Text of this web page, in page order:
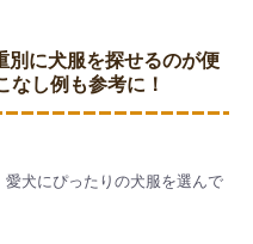
別に犬服を探せるのが便
なし例も参考に！
愛犬にぴったりの犬服を選んで